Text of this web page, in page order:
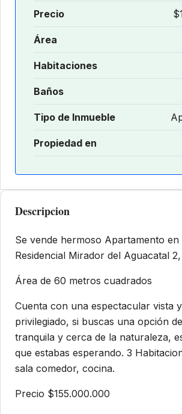
Precio
Área
Habitaciones
Baños
Tipo de Inmueble
Propiedad en
Descripcion
Se vende hermoso Apartamento en
Residencial Mirador del Aguacatal
Área de 60 metros cuadrados
Cuenta con una espectacular vista
privilegiado, si buscas una opción
tranquila y cerca de la naturaleza,
que estabas esperando. 3
sala comedor, cocina.
Precio $155.000.000